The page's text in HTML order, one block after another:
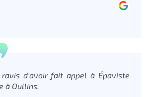
ravis d'avoir fait appel à Épaviste
à Oullins.